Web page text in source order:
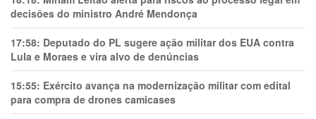
decisões do ministro André Mendonça
17:58: Deputado do PL sugere ação militar dos EUA contra
Lula e Moraes e vira alvo de denúncias
15:55: Exército avança na modernização militar com edital
para compra de drones camicases